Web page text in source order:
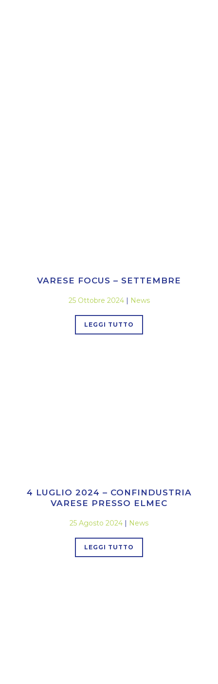
VARESE FOCUS – SETTEMBRE
25 Ottobre 2024 | News
LEGGI TUTTO
4 LUGLIO 2024 – CONFINDUSTRIA
VARESE PRESSO ELMEC
25 Agosto 2024 | News
LEGGI TUTTO